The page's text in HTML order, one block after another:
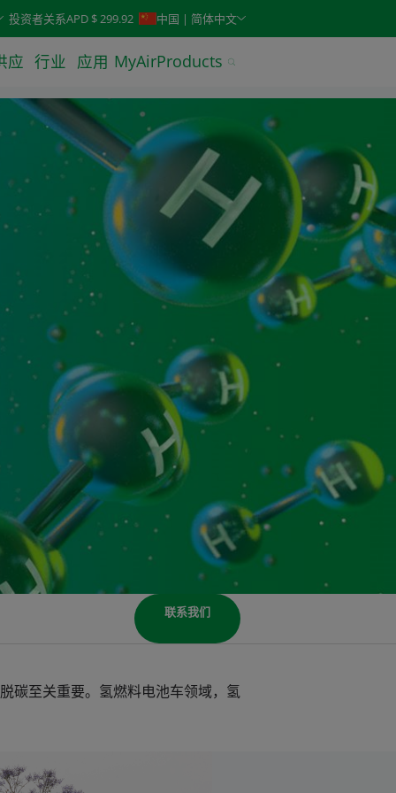
Typeahead search is also available.
投资者关系APD $ 299.92 中国 | 简体中文
应 行业 应用 MyAirProducts
联系我们
碳至关重要。氢燃料电池车领域，氢